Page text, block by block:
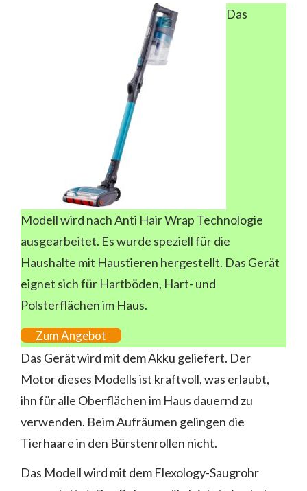
Das
Modell wird nach Anti Hair Wrap Technologie
ausgearbeitet. Es wurde speziell für die
Haushalte mit Haustieren hergestellt. Das Gerät
eignet sich für Hartböden, Hart- und
Polsterflächen im Haus.
Zum Angebot
Das Gerät wird mit dem Akku geliefert. Der
Motor dieses Modells ist kraftvoll, was erlaubt,
ihn für alle Oberflächen im Haus dauernd zu
verwenden. Beim Aufräumen gelingen die
Tierhaare in den Bürstenrollen nicht.
Das Modell wird mit dem Flexology-Saugrohr